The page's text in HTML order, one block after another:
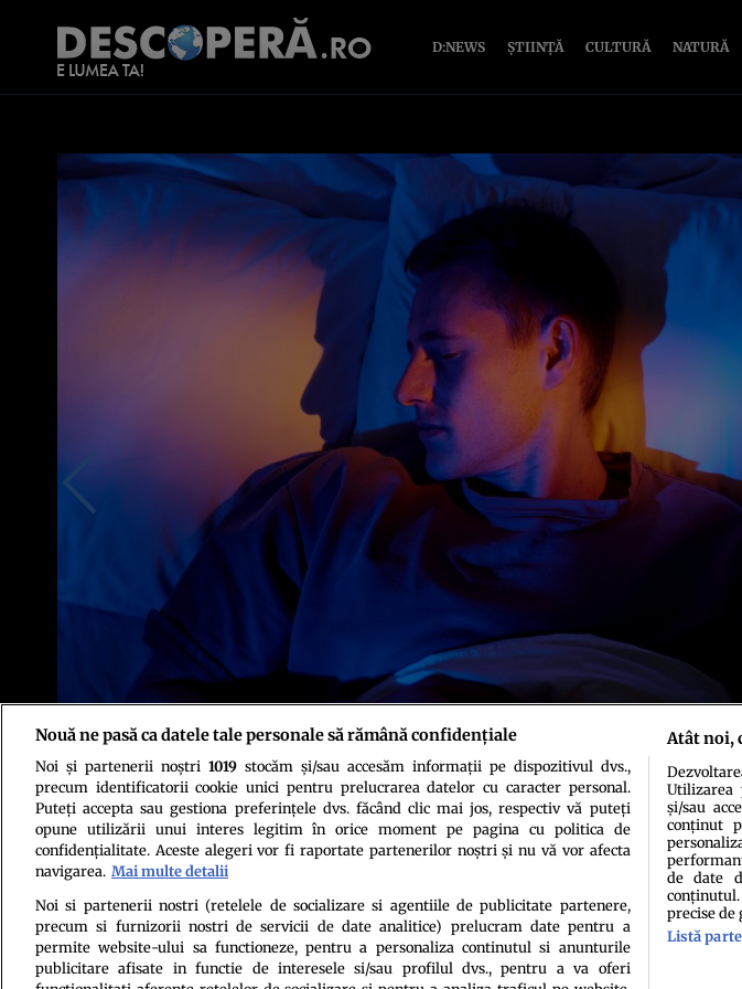
D:NEWS ȘTIINȚĂ CULTURĂ NATURĂ
Foto: Shutterstock
Politica de confidenţialitatePolitica de cookies
Nouă ne pasă ca datele tale personale să rămână confidențiale
Noi și partenerii noștri 1019stocăm și/sau accesăm informații pe dispozitivul dvs.,
precum identificatorii cookie unici pentru prelucrarea datelor cu caracter personal.
Puteți accepta sau gestiona preferințele dvs. făcând clic mai jos, respectiv vă puteți
opune utilizării unui interes legitim în orice moment pe pagina cu politica de
confidențialitate. Aceste alegeri vor fi raportate partenerilor noștri și nu vă vor afecta
navigarea. Mai multe detalii
Noi si partenerii nostri (retelele de socializare si agentiile de publicitate partenere,
precum si furnizorii nostri de servicii de date analitice) prelucram date pentru a
permite website-ului sa functioneze, pentru a personaliza continutul si anunturile
publicitare afisate in functie de interesele si/sau profilul dvs., pentru a va oferi
Atât noi,
Utilizarea
și/sau
conținut
de date
precise de
Listă